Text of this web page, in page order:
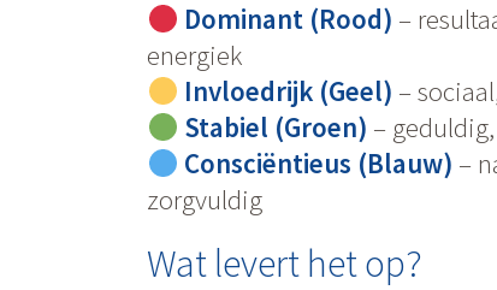
Dominant (Rood) –
energiek
Invloedrijk (Geel) –
Stabiel (Groen) –
Consciëntieus (Blauw) –
zorgvuldig
Wat levert het op?